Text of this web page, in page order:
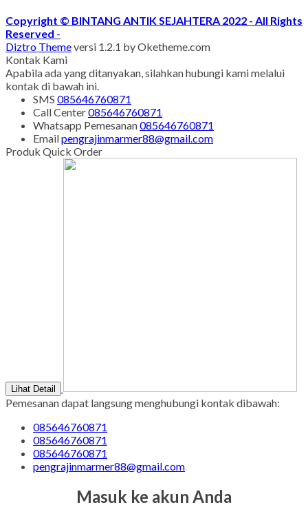
Copyright © BINTANG ANTIK SEJAHTERA 2022 - All Rights
Reserved -
Diztro Themeversi 1.2.1 by Oketheme.com
Kontak Kami
Apabila ada yang ditanyakan, silahkan hubungi kami melalui
kontak di bawah ini.
SMS 085646760871
Call Center085646760871
Whatsapp Pemesanan085646760871
Emailpengrajinmarmer88@gmail.com
Produk Quick Order
Lihat Detail
Pemesanan dapat langsung menghubungi kontak dibawah:
085646760871
085646760871
085646760871
pengrajinmarmer88@gmail.com
Masuk ke akun Anda